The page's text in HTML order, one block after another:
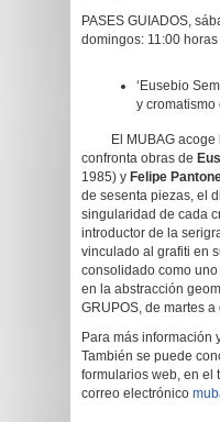
PASES GUIADOS,
domingos: 11:00 horas
‘Eusebio
y cromatismo
El MUBAG acoge
confronta obras de
1985) y Felipe
de sesenta piezas, el
singularidad de cada
introductor de la
vinculado al grafiti en
consolidado como
en la abstracción
GRUPOS, de martes
Para más información
También se puede
formularios web, en el
correo electrónico